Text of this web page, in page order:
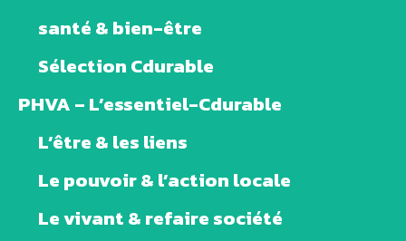
santé & bien-être
Sélection Cdurable
PHVA – L’essentiel-Cdurable
L’être & les liens
Le pouvoir & l’action locale
Le vivant & refaire société